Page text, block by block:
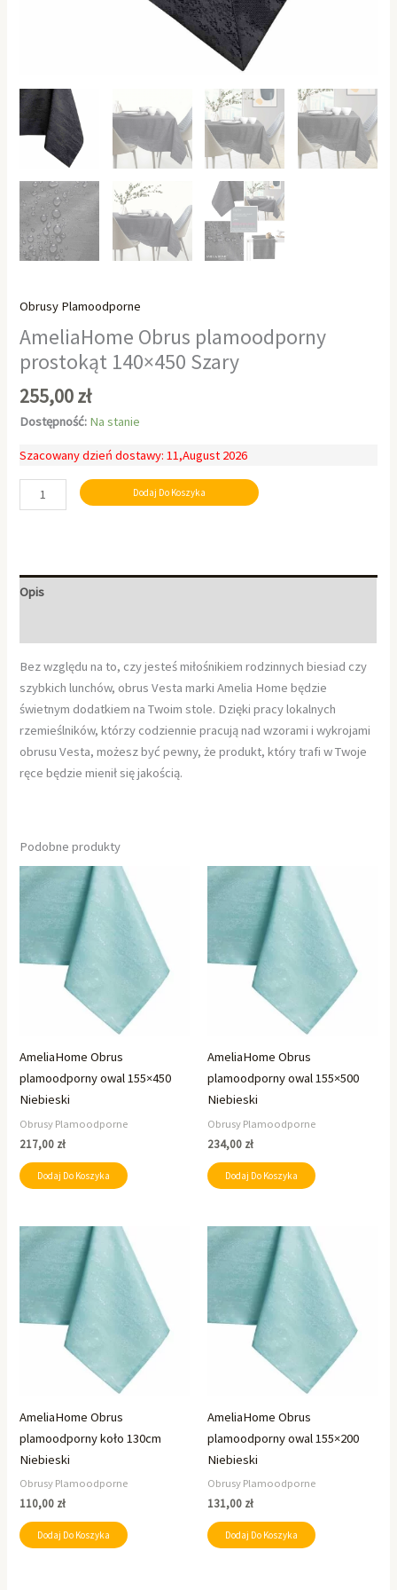
Obrusy Plamoodporne
AmeliaHome Obrus plamoodporny
prostokąt 140×450 Szary
255,00zł
Dostępność: Na stanie
Szacowany dzień dostawy: 11,August 2026
Dodaj Do Koszyka
Opis
Bez względu na to, czy jesteś miłośnikiem rodzinnych biesiad czy
szybkich lunchów, obrus Vesta marki Amelia Home będzie
świetnym dodatkiem na Twoim stole. Dzięki pracy lokalnych
rzemieślników, którzy codziennie pracują nad wzorami i wykrojami
obrusu Vesta, możesz być pewny, że produkt, który trafi w Twoje
ręce będzie mienił się jakością.
Podobne produkty
AmeliaHome Obrus
plamoodporny owal 155×450
Niebieski
Obrusy Plamoodporne
217,00 zł
Dodaj Do Koszyka
AmeliaHome Obrus
plamoodporny owal 155×500
Niebieski
Obrusy Plamoodporne
234,00 zł
Dodaj Do Koszyka
AmeliaHome Obrus
plamoodporny koło 130cm
Niebieski
Obrusy Plamoodporne
110,00 zł
Dodaj Do Koszyka
AmeliaHome Obrus
plamoodporny owal 155×200
Niebieski
Obrusy Plamoodporne
131,00 zł
Dodaj Do Koszyka